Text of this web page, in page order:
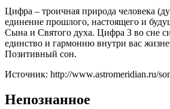
Цифра – троичная природа человека
единение прошлого, настоящего и
Сына и Святого духа. Цифра 3 во сне
единство и гармонию внутри вас
Позитивный сон.
Источник: http://www.astromeridian.ru/
Непознанное